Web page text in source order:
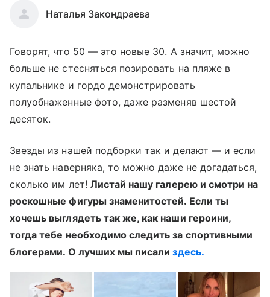
Наталья Закондраева
Говорят, что 50 — это новые 30. А значит, можно
больше не стесняться позировать на пляже в
купальнике и гордо демонстрировать
полуобнаженные фото, даже разменяв шестой
десяток.
Звезды из нашей подборки так и делают — и если
не знать наверняка, то можно даже не догадаться,
сколько им лет! Листай нашу галерею и смотри на
роскошные фигуры знаменитостей. Если ты
хочешь выглядеть так же, как наши героини,
тогда тебе необходимо следить за спортивными
блогерами. О лучших мы писали здесь.